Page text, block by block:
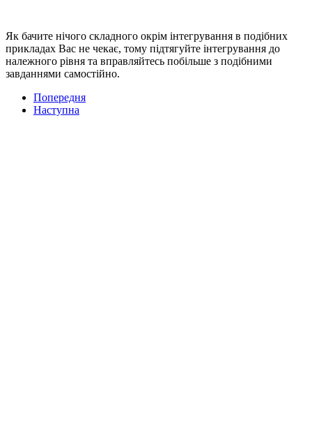
Як бачите нічого складного окрім інтегрування в подібних
прикладах Вас не чекає, тому підтягуйте інтегрування до
належного рівня та вправляйтесь побільше з подібними
завданнями самостійно.
Попередня
Наступна